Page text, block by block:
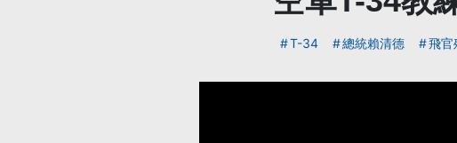
T-34 總統賴清德 飛官